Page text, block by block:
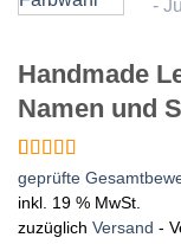
Handmade
Namen und
Bewertet
mit 5von 5,
basierend
auf
1
geprüfte
inkl. 19 % MwSt.
zuzüglich Versand -